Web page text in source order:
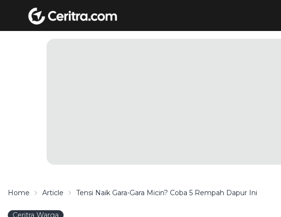
Home Article Tensi Naik Gara-Gara Micin? Coba 5 Rempah Dapur Ini
Ceritra Warga